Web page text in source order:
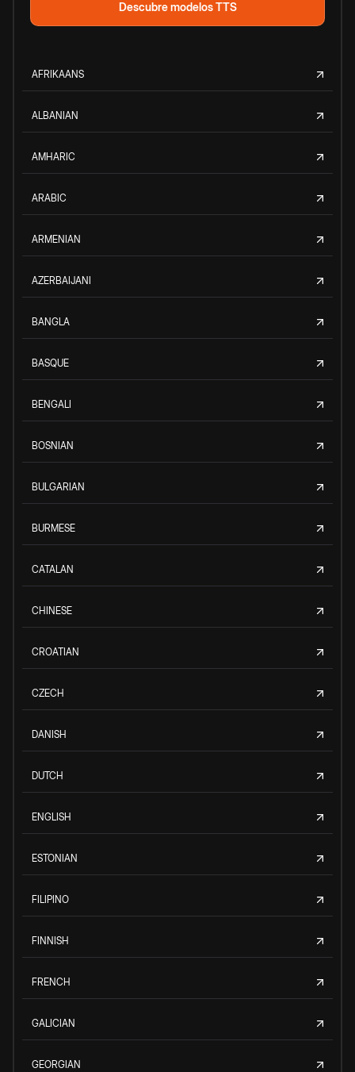
Descubre modelos TTS
AFRIKAANS
ALBANIAN
AMHARIC
ARABIC
ARMENIAN
AZERBAIJANI
BANGLA
BASQUE
BENGALI
BOSNIAN
BULGARIAN
BURMESE
CATALAN
CHINESE
CROATIAN
CZECH
DANISH
DUTCH
ENGLISH
ESTONIAN
FILIPINO
FINNISH
FRENCH
GALICIAN
GEORGIAN